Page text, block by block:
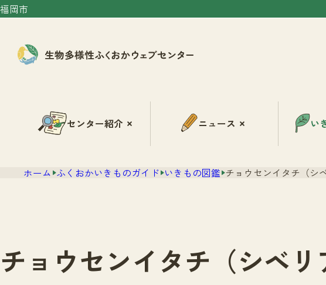
福岡市
センター紹介 ニュース い
ホーム ふくおかいきものガイド いきもの図鑑 チョウセンイタチ（シ
チョウセンイタチ（シベリ